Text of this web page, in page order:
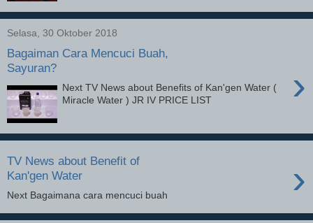
Selasa, 30 Oktober 2018
Bagaiman Cara Mencuci Buah,
Sayuran?
›
Next TV News about Benefits of Kan'gen Water (
Miracle Water ) JR IV PRICE LIST
TV News about Benefit of
Kan'gen Water
›
Next Bagaimana cara mencuci buah